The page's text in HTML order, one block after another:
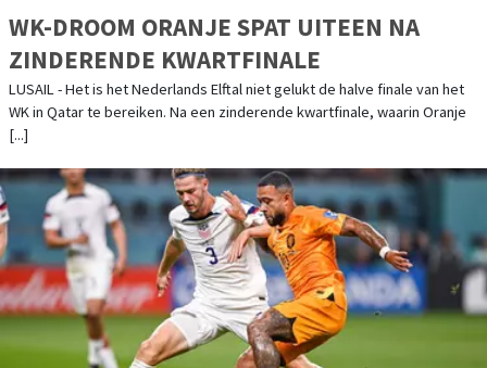
WK-DROOM ORANJE SPAT UITEEN NA
ZINDERENDE KWARTFINALE
LUSAIL - Het is het Nederlands Elftal niet gelukt de halve finale van het
WK in Qatar te bereiken. Na een zinderende kwartfinale, waarin Oranje
[...]